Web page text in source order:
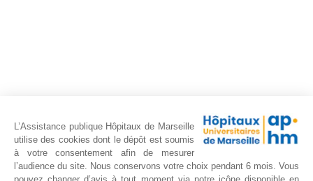
L’Assistance publique Hôpitaux de Marseille
utilise des cookies dont le dépôt est soumis
à votre consentement afin de mesurer
l’audience du site. Nous conservons votre choix pendant 6 mois. Vous
pouvez changer d’avis à tout moment via notre icône disponible en